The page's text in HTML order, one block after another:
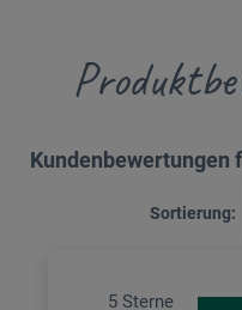
Kundenbewertungen
Sortierung:
5 Sterne